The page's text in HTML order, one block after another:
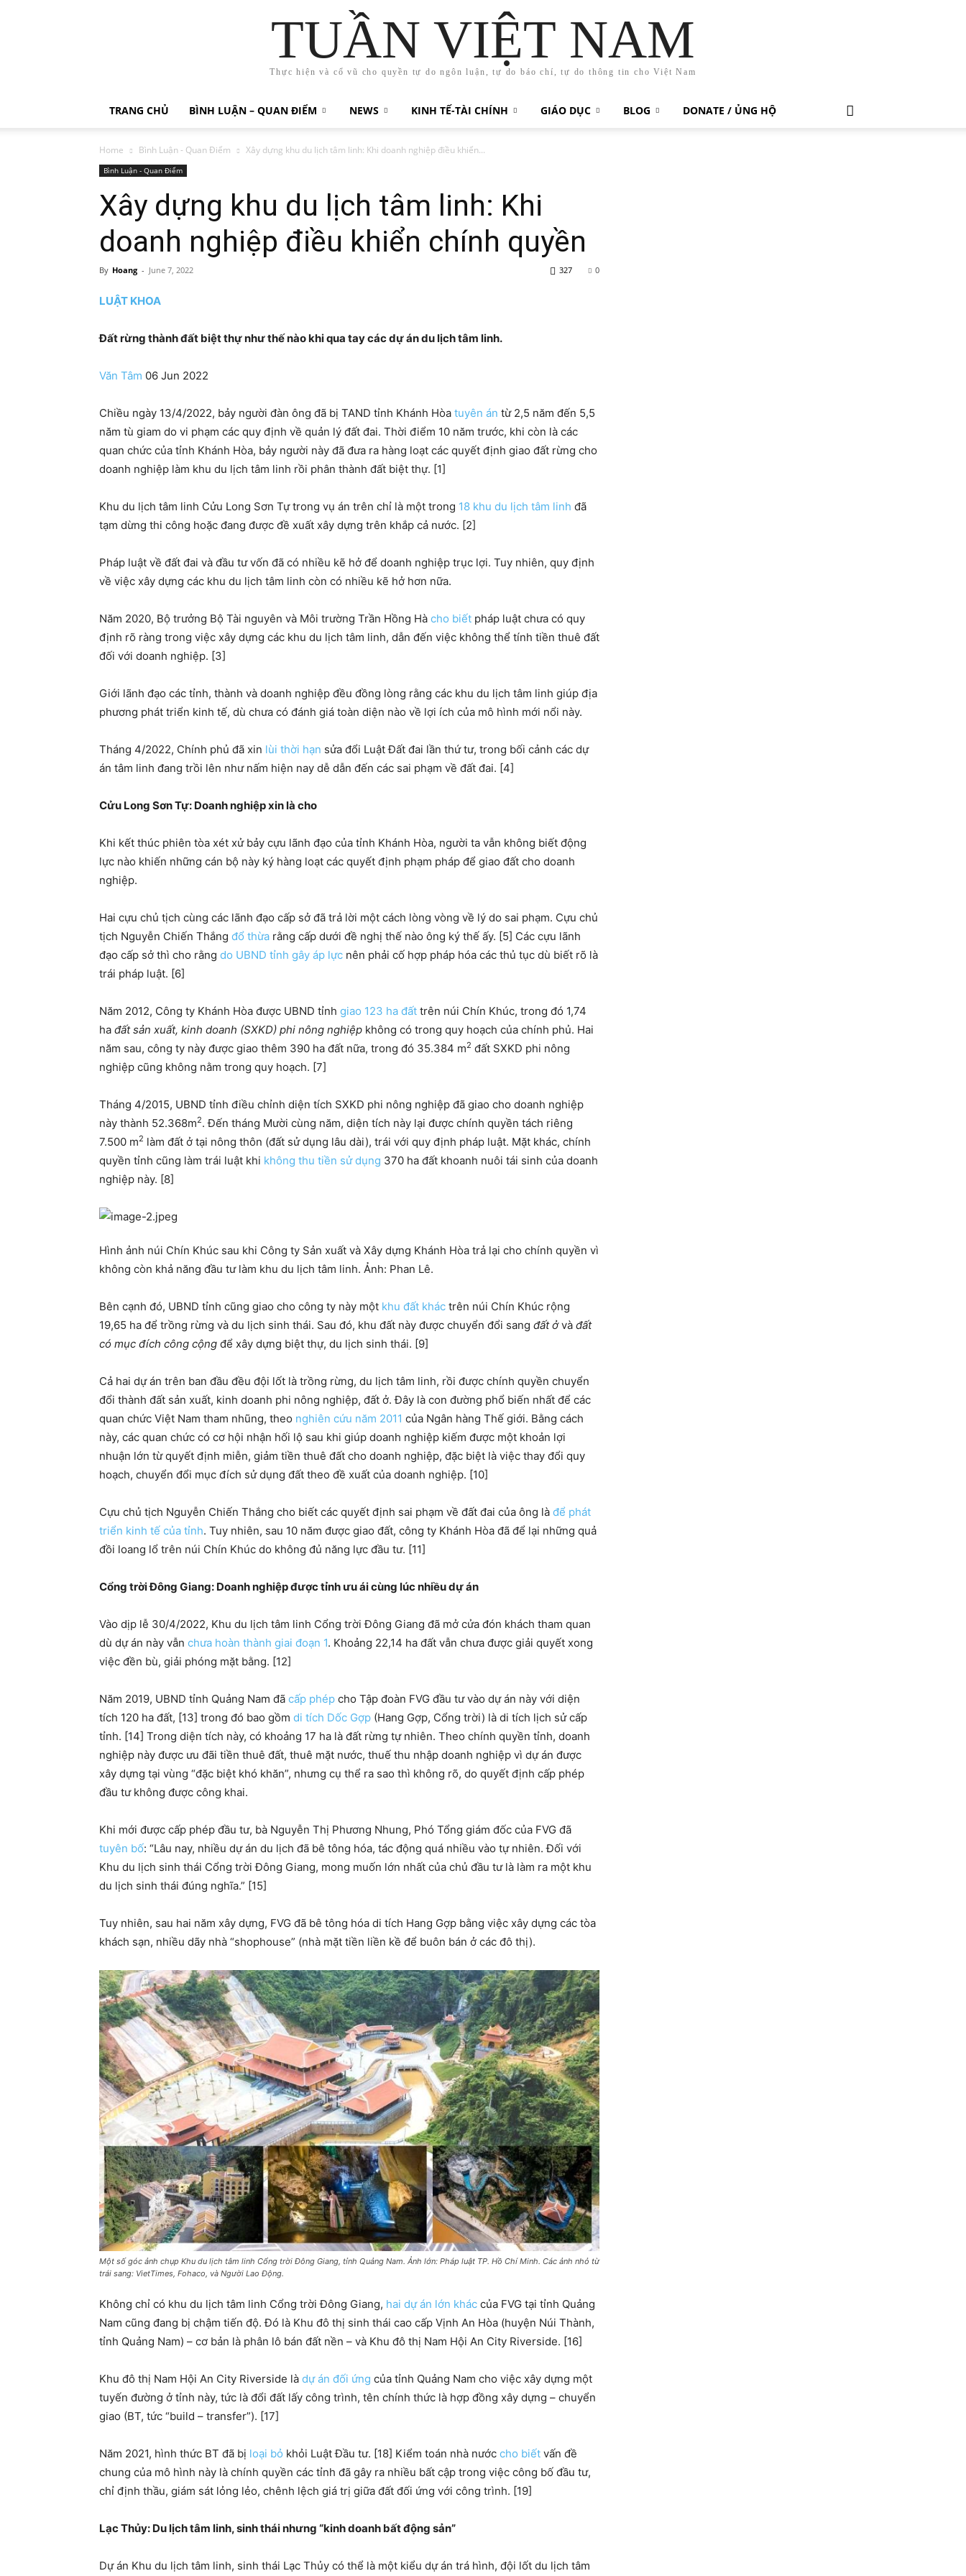
TUẦN VIỆT NAM
Thực hiện và cổ vũ cho quyền tự do ngôn luận, tự do báo chí, tự do thông tin cho Việt Nam
TRANG CHỦ BÌNH LUẬN – QUAN ĐIỂM NEWS KINH TẾ-TÀI CHÍNH GIÁO DỤC BLOG DONATE / ỦNG HỘ
Home Bình Luận - Quan Điểm Xây dựng khu du lịch tâm linh: Khi doanh nghiệp điều khiển...
Bình Luận - Quan Điểm
Xây dựng khu du lịch tâm linh: Khi
doanh nghiệp điều khiển chính quyền
By Hoang - June 7, 2022 0
327
LUẬT KHOA
Đất rừng thành đất biệt thự như thế nào khi qua tay các dự án du lịch tâm linh.
Văn Tâm 06 Jun 2022
Chiều ngày 13/4/2022, bảy người đàn ông đã bị TAND tỉnh Khánh Hòa tuyên án từ 2,5 năm đến 5,5
năm tù giam do vi phạm các quy định về quản lý đất đai. Thời điểm 10 năm trước, khi còn là các
quan chức của tỉnh Khánh Hòa, bảy người này đã đưa ra hàng loạt các quyết định giao đất rừng cho
doanh nghiệp làm khu du lịch tâm linh rồi phân thành đất biệt thự. [1]
Khu du lịch tâm linh Cửu Long Sơn Tự trong vụ án trên chỉ là một trong 18 khu du lịch tâm linh đã
tạm dừng thi công hoặc đang được đề xuất xây dựng trên khắp cả nước. [2]
Pháp luật về đất đai và đầu tư vốn đã có nhiều kẽ hở để doanh nghiệp trục lợi. Tuy nhiên, quy định
về việc xây dựng các khu du lịch tâm linh còn có nhiều kẽ hở hơn nữa.
Năm 2020, Bộ trưởng Bộ Tài nguyên và Môi trường Trần Hồng Hà cho biết pháp luật chưa có quy
định rõ ràng trong việc xây dựng các khu du lịch tâm linh, dẫn đến việc không thể tính tiền thuê đất
đối với doanh nghiệp. [3]
Giới lãnh đạo các tỉnh, thành và doanh nghiệp đều đồng lòng rằng các khu du lịch tâm linh giúp địa
phương phát triển kinh tế, dù chưa có đánh giá toàn diện nào về lợi ích của mô hình mới nổi này.
Tháng 4/2022, Chính phủ đã xin lùi thời hạn sửa đổi Luật Đất đai lần thứ tư, trong bối cảnh các dự
án tâm linh đang trồi lên như nấm hiện nay dễ dẫn đến các sai phạm về đất đai. [4]
Cửu Long Sơn Tự: Doanh nghiệp xin là cho
Khi kết thúc phiên tòa xét xử bảy cựu lãnh đạo của tỉnh Khánh Hòa, người ta vẫn không biết động
lực nào khiến những cán bộ này ký hàng loạt các quyết định phạm pháp để giao đất cho doanh
nghiệp.
Hai cựu chủ tịch cùng các lãnh đạo cấp sở đã trả lời một cách lòng vòng về lý do sai phạm. Cựu chủ
tịch Nguyễn Chiến Thắng đổ thừa rằng cấp dưới đề nghị thế nào ông ký thế ấy. [5] Các cựu lãnh
đạo cấp sở thì cho rằng do UBND tỉnh gây áp lực nên phải cố hợp pháp hóa các thủ tục dù biết rõ là
trái pháp luật. [6]
Năm 2012, Công ty Khánh Hòa được UBND tỉnh giao 123 ha đất trên núi Chín Khúc, trong đó 1,74
ha đất sản xuất, kinh doanh (SXKD) phi nông nghiệp không có trong quy hoạch của chính phủ. Hai
năm sau, công ty này được giao thêm 390 ha đất nữa, trong đó 35.384 m2 đất SXKD phi nông
nghiệp cũng không nằm trong quy hoạch. [7]
Tháng 4/2015, UBND tỉnh điều chỉnh diện tích SXKD phi nông nghiệp đã giao cho doanh nghiệp
này thành 52.368m2. Đến tháng Mười cùng năm, diện tích này lại được chính quyền tách riêng
7.500 m2 làm đất ở tại nông thôn (đất sử dụng lâu dài), trái với quy định pháp luật. Mặt khác, chính
quyền tỉnh cũng làm trái luật khi không thu tiền sử dụng 370 ha đất khoanh nuôi tái sinh của doanh
nghiệp này. [8]
Hình ảnh núi Chín Khúc sau khi Công ty Sản xuất và Xây dựng Khánh Hòa trả lại cho chính quyền vì
không còn khả năng đầu tư làm khu du lịch tâm linh. Ảnh: Phan Lê.
Bên cạnh đó, UBND tỉnh cũng giao cho công ty này một khu đất khác trên núi Chín Khúc rộng
19,65 ha để trồng rừng và du lịch sinh thái. Sau đó, khu đất này được chuyển đổi sang đất ởvà đất
có mục đích công cộng để xây dựng biệt thự, du lịch sinh thái. [9]
Cả hai dự án trên ban đầu đều đội lốt là trồng rừng, du lịch tâm linh, rồi được chính quyền chuyển
đổi thành đất sản xuất, kinh doanh phi nông nghiệp, đất ở. Đây là con đường phổ biến nhất để các
quan chức Việt Nam tham nhũng, theo nghiên cứu năm 2011 của Ngân hàng Thế giới. Bằng cách
này, các quan chức có cơ hội nhận hối lộ sau khi giúp doanh nghiệp kiếm được một khoản lợi
nhuận lớn từ quyết định miễn, giảm tiền thuê đất cho doanh nghiệp, đặc biệt là việc thay đổi quy
hoạch, chuyển đổi mục đích sử dụng đất theo đề xuất của doanh nghiệp. [10]
Cựu chủ tịch Nguyễn Chiến Thắng cho biết các quyết định sai phạm về đất đai của ông là để phát
triển kinh tế của tỉnh. Tuy nhiên, sau 10 năm được giao đất, công ty Khánh Hòa đã để lại những quả
đồi loang lổ trên núi Chín Khúc do không đủ năng lực đầu tư. [11]
Cổng trời Đông Giang: Doanh nghiệp được tỉnh ưu ái cùng lúc nhiều dự án
Vào dịp lễ 30/4/2022, Khu du lịch tâm linh Cổng trời Đông Giang đã mở cửa đón khách tham quan
dù dự án này vẫn chưa hoàn thành giai đoạn 1. Khoảng 22,14 ha đất vẫn chưa được giải quyết xong
việc đền bù, giải phóng mặt bằng. [12]
Năm 2019, UBND tỉnh Quảng Nam đã cấp phép cho Tập đoàn FVG đầu tư vào dự án này với diện
tích 120 ha đất, [13] trong đó bao gồm di tích Dốc Gợp (Hang Gợp, Cổng trời) là di tích lịch sử cấp
tỉnh. [14] Trong diện tích này, có khoảng 17 ha là đất rừng tự nhiên. Theo chính quyền tỉnh, doanh
nghiệp này được ưu đãi tiền thuê đất, thuê mặt nước, thuế thu nhập doanh nghiệp vì dự án được
xây dựng tại vùng “đặc biệt khó khăn”, nhưng cụ thể ra sao thì không rõ, do quyết định cấp phép
đầu tư không được công khai.
Khi mới được cấp phép đầu tư, bà Nguyễn Thị Phương Nhung, Phó Tổng giám đốc của FVG đã
tuyên bố: “Lâu nay, nhiều dự án du lịch đã bê tông hóa, tác động quá nhiều vào tự nhiên. Đối với
Khu du lịch sinh thái Cổng trời Đông Giang, mong muốn lớn nhất của chủ đầu tư là làm ra một khu
du lịch sinh thái đúng nghĩa.” [15]
Tuy nhiên, sau hai năm xây dựng, FVG đã bê tông hóa di tích Hang Gợp bằng việc xây dựng các tòa
khách sạn, nhiều dãy nhà “shophouse” (nhà mặt tiền liền kề để buôn bán ở các đô thị).
Một số góc ảnh chụp Khu du lịch tâm linh Cổng trời Đông Giang, tỉnh Quảng Nam. Ảnh lớn: Pháp luật TP. Hồ Chí Minh. Các ảnh nhỏ từ
trái sang: VietTimes, Fohaco, và Người Lao Động.
Không chỉ có khu du lịch tâm linh Cổng trời Đông Giang, hai dự án lớn khác của FVG tại tỉnh Quảng
Nam cũng đang bị chậm tiến độ. Đó là Khu đô thị sinh thái cao cấp Vịnh An Hòa (huyện Núi Thành,
tỉnh Quảng Nam) – cơ bản là phân lô bán đất nền – và Khu đô thị Nam Hội An City Riverside. [16]
Khu đô thị Nam Hội An City Riverside là dự án đối ứng của tỉnh Quảng Nam cho việc xây dựng một
tuyến đường ở tỉnh này, tức là đổi đất lấy công trình, tên chính thức là hợp đồng xây dựng – chuyển
giao (BT, tức “build – transfer”). [17]
Năm 2021, hình thức BT đã bị loại bỏ khỏi Luật Đầu tư. [18] Kiểm toán nhà nước cho biết vấn đề
chung của mô hình này là chính quyền các tỉnh đã gây ra nhiều bất cập trong việc công bố đầu tư,
chỉ định thầu, giám sát lỏng lẻo, chênh lệch giá trị giữa đất đối ứng với công trình. [19]
Lạc Thủy: Du lịch tâm linh, sinh thái nhưng “kinh doanh bất động sản”
Dự án Khu du lịch tâm linh, sinh thái Lạc Thủy có thể là một kiểu dự án trá hình, đội lốt du lịch tâm